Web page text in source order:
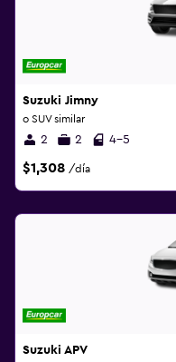
Suzuki Jimny
o SUV similar
2 2 4-5
$1,308 /día
Suzuki APV